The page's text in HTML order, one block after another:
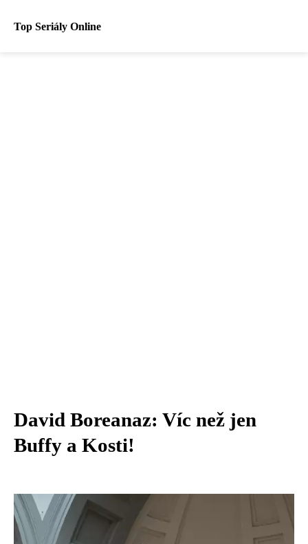
Top Seriály Online
David Boreanaz: Víc než jen
Buffy a Kosti!